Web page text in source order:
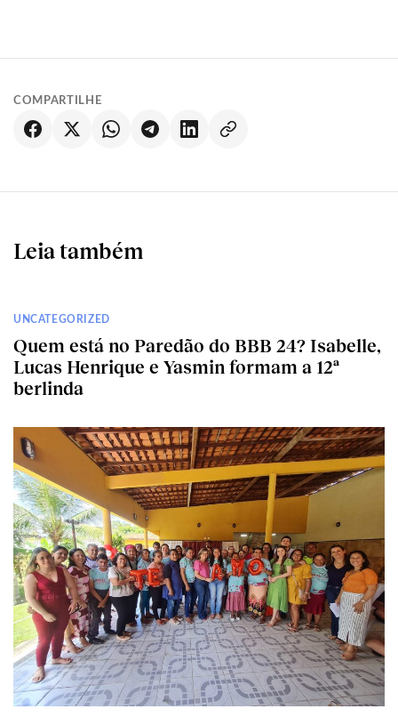
COMPARTILHE
Leia também
UNCATEGORIZED
Quem está no Paredão do BBB 24? Isabelle,
Lucas Henrique e Yasmin formam a 12ª
berlinda